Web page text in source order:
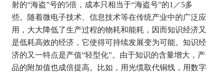
射的“海盗”号的5倍，成本只相当于“海盗号”的1 ／5多
些。随着微电子技术、信息技术等在传统产业中的广泛应
用，大大降低了生产过程的物耗和能耗，因而知识经济又
是低耗高效的经济，它使得可持续发展变为可能。知识经
济的又一特点是产值“轻型化”。由于知识的含量增大，产
品的附加值也成倍提高。比如，用光缆取代铜线，用数字